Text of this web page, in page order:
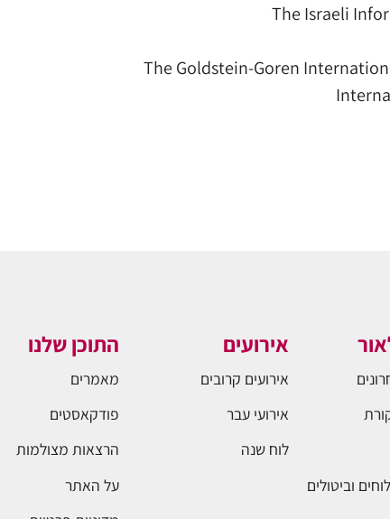
The Israeli
The Goldstein-Goren
וביטולים
אירועים
אירועים קרובים
אירועי עבר
לוח שנה
התוכן שלנו
מאמרים
פודקאסטים
הרצאות מצולמות
על האתר